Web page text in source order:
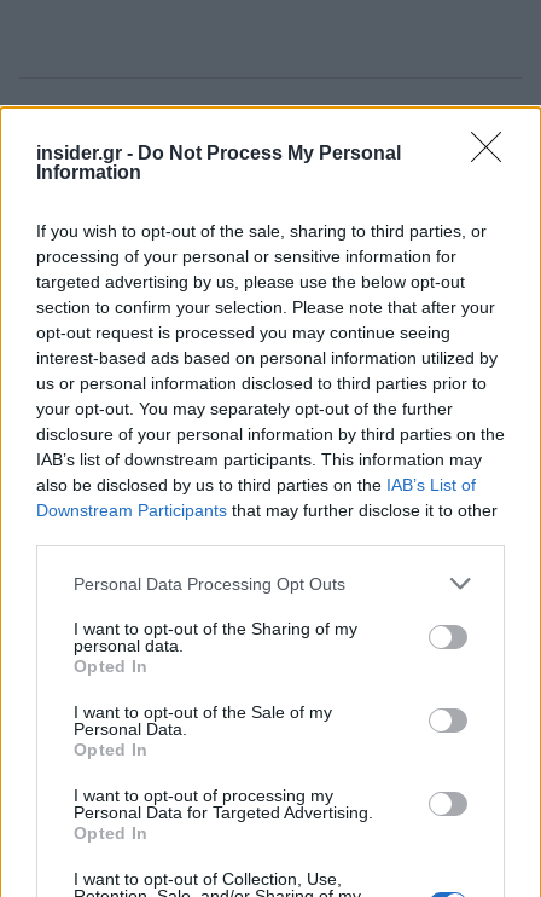
insider.gr - Do Not Process My Personal
Information
If you wish to opt-out of the sale, sharing to third parties, or
processing of your personal or sensitive information for
targeted advertising by us, please use the below opt-out
section to confirm your selection. Please note that after your
opt-out request is processed you may continue seeing
interest-based ads based on personal information utilized by
us or personal information disclosed to third parties prior to
your opt-out. You may separately opt-out of the further
disclosure of your personal information by third parties on the
IAB’s list of downstream participants. This information may
also be disclosed by us to third parties on the IAB’s List of
Downstream Participants that may further disclose it to other
Please note that this website/app uses one or more Google
not limited to your visit or usage behaviour. You may click to
grant or deny consent to Google and its third-party tags to
use your data for below specified purposes in below Google
consent section.
Personal Data Processing Opt Outs
I want to opt-out of the Sharing of my
personal data.
Opted In
I want to opt-out of the Sale of my
Personal Data.
Opted In
I want to opt-out of processing my
Personal Data for Targeted Advertising.
Opted In
I want to opt-out of Collection, Use,
«Η Τεχνητή Νοημοσύνη θα μεταμορφώσει το
εμπόριο βαθύτερα από ό,τι το διαδίκτυο ή η
Sevi Vassileva, General Manager για Ελλάδα,
Κύπρο, Μάλτα και Ισραήλ στη Visa. «Καθώς οι AI
agents συμμετέχουν ενεργά στην οικονομία, η
προτεραιότητα της Visa είναι να διασφαλίζει ότι
οι συναλλαγές είναι αξιόπιστες, ασφαλείς και
απρόσκοπτες. Αυτή είναι η υποδομή που χτίζουμε
με συνεργάτες όπως η OpenAI».
«Το εμπόριο θα πραγματοποιείται σε πολύ
περισσότερα μέρη και με πολύ περισσότερους
τρόπουςαπό ό,τι σήμερα, ενώ οι agents θα
διαδραματίζουν ολοένα και πιο σημαντικό ρόλο,
εργασίες που περιλαμβάνουν χρήματα - από
αγορές και πληρωμές έως πιο σύνθετες
συναλλαγές», δήλωσε ο Marco Mahrus
Partnerships, Commerce στην OpenAI. «Μέσω
της ενσωμάτωσης με το Visa Intelligent
Commerce, δημιουργούμε την υποδομή για
ασφαλείς, διαφανείς και ελεγχόμενες από τον
ανθρώπους να κάνουν περισσότερα μέσω AI